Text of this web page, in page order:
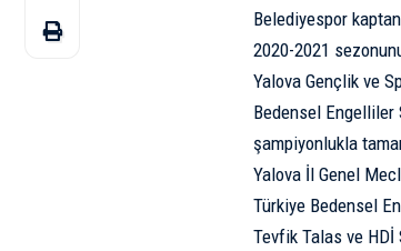
Belediyespor
2020-2021
Yalova Gençlik ve
Bedensel Engelliler
şampiyonlukla
Yalova İl Genel
Türkiye Bedensel
Tevfik Talas ve HDİ